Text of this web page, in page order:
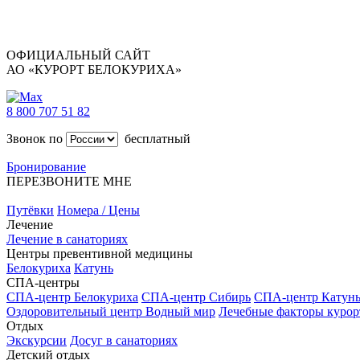
ОФИЦИАЛЬНЫЙ САЙТ
АО «КУРОРТ БЕЛОКУРИХА»
8 800 707 51 82
Звонок по
бесплатный
Бронирование
ПЕРЕЗВОНИТЕ МНЕ
Путёвки Номера / Цены
Лечение
Лечение в санаториях
Центры превентивной медицины
Белокуриха Катунь
СПА-центры
СПА-центр Белокуриха СПА-центр Сибирь СПА-центр Катунь
Оздоровительный центр Водный мир Лечебные факторы
Отдых
Экскурсии Досуг в санаториях
Детский отдых